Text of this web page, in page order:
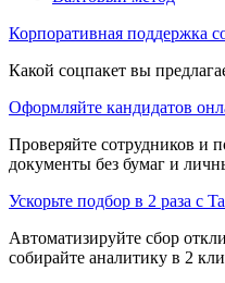
Корпоративная поддержка
Какой соцпакет вы
Оформляйте кандидатов
Проверяйте сотрудников и
документы без бумаг и
Ускорьте подбор в 2 раза с
Автоматизируйте сбор
собирайте аналитику в 2